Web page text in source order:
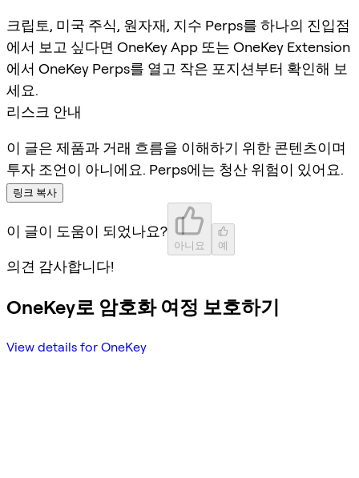
크립토, 미국 주식, 원자재, 지수 Perps를 하나의 진입점
에서 보고 싶다면 OneKey App 또는 OneKey Extension
에서 OneKey Perps를 열고 작은 포지션부터 확인해 보
세요.
리스크 안내
이 글은 제품과 거래 흐름을 이해하기 위한 콘텐츠이며
투자 조언이 아니에요. Perps에는 청산 위험이 있어요.
링크 복사
이 글이 도움이 되었나요?
아니요 예
의견 감사합니다!
OneKey로 암호화 여정 보호하기
View details for OneKey